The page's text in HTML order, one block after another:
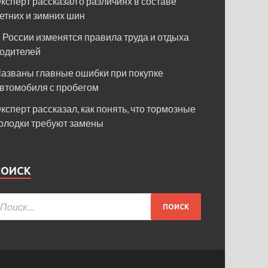
и зимних шин
России изменятся правила труда и отдыха
главные ошибки при покупке
с пробегом
рассказал, как понять, что тормозные
требуют замены